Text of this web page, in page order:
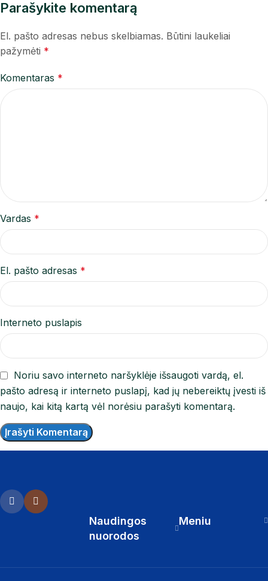
Parašykite komentarą
El. pašto adresas nebus skelbiamas. Būtini laukeliai
pažymėti *
Komentaras *
Vardas *
El. pašto adresas *
Interneto puslapis
Noriu savo interneto naršyklėje išsaugoti vardą, el.
pašto adresą ir interneto puslapį, kad jų nebereiktų įvesti iš
naujo, kai kitą kartą vėl norėsiu parašyti komentarą.
Naudingos
nuorodos
Meniu